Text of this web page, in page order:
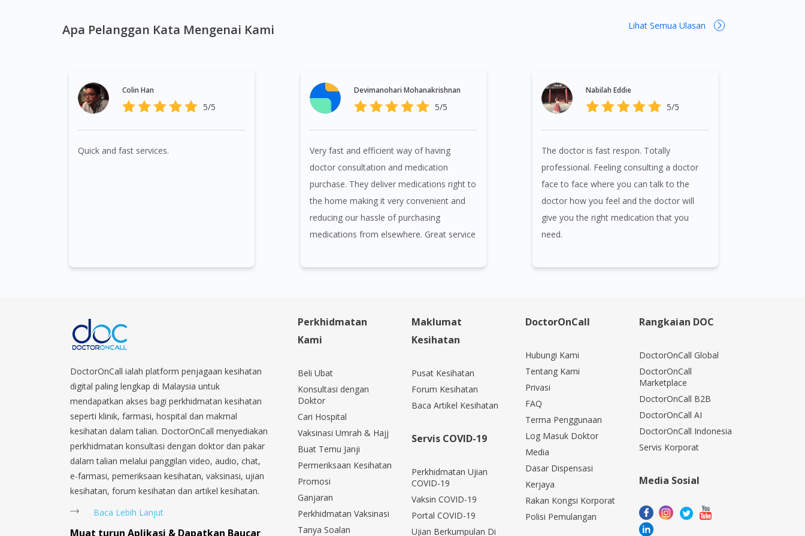
Apa Pelanggan Kata Mengenai Kami Lihat Semua Ulasan
Colin Han
5/5
Quick and fast services.
Devimanohari Mohanakrishnan
5/5
Very fast and efficient way of having
doctor consultation and medication
purchase. They deliver medications right to
the home making it very convenient and
reducing our hassle of purchasing
medications from elsewhere. Great service
Nabilah Eddie
5/5
The doctor is fast respon. Totally
professional. Feeling consulting a doctor
face to face where you can talk to the
doctor how you feel and the doctor will
give you the right medication that you
need.
DoctorOnCall ialah platform penjagaan kesihatan
digital paling lengkap di Malaysia untuk
mendapatkan akses bagi perkhidmatan kesihatan
seperti klinik, farmasi, hospital dan makmal
kesihatan dalam talian. DoctorOnCall menyediakan
perkhidmatan konsultasi dengan doktor dan pakar
dalam talian melalui panggilan video, audio, chat,
e-farmasi, pemeriksaan kesihatan, vaksinasi, ujian
kesihatan, forum kesihatan dan artikel kesihatan.
Baca Lebih Lanjut
Muat turun Aplikasi & Dapatkan Baucar
Perkhidmatan
Kami
Beli Ubat
Konsultasi dengan
Doktor
Cari Hospital
Vaksinasi Umrah & Hajj
Buat Temu Janji
Permeriksaan Kesihatan
Promosi
Ganjaran
Perkhidmatan Vaksinasi
Tanya Soalan
Maklumat
Kesihatan
Pusat Kesihatan
Forum Kesihatan
Baca Artikel Kesihatan
Servis COVID-19
Perkhidmatan Ujian
COVID-19
Vaksin COVID-19
Portal COVID-19
Ujian Berkumpulan Di
DoctorOnCall
Hubungi Kami
Tentang Kami
Privasi
FAQ
Terma Penggunaan
Log Masuk Doktor
Media
Dasar Dispensasi
Kerjaya
Rakan Kongsi Korporat
Polisi Pemulangan
Rangkaian DOC
DoctorOnCall Global
DoctorOnCall
Marketplace
DoctorOnCall B2B
DoctorOnCall AI
DoctorOnCall Indonesia
Servis Korporat
Media Sosial